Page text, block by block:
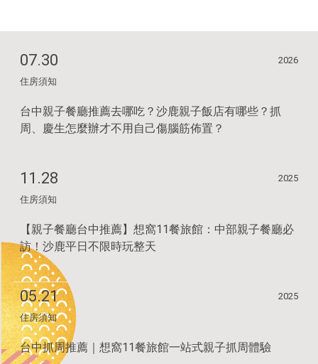
07.30
2026
住房須知
台中親子餐廳推薦去哪吃？沙鹿親子飯店有哪些？抓
周、慶生怎麼辦才不用自己傷腦筋佈置？
11.28
2025
住房須知
【親子餐廳台中推薦】想窩11餐旅館：中部親子餐廳必
訪！沙鹿平日不限時玩整天
05.21
2025
住房須知
台中抓周推薦｜想窩11餐旅館一站式親子抓周體驗